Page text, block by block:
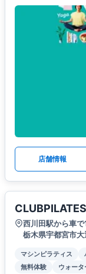
店舗情報
西川田駅から車
栃木県宇都宮市
マシンピラティス
無料体験
ウォー